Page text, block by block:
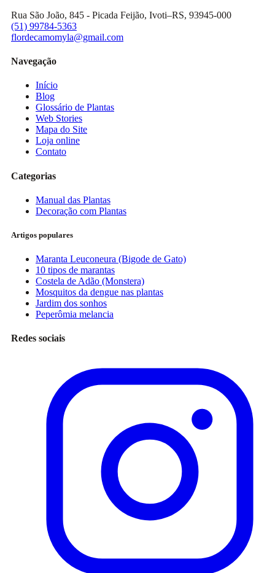
Rua São João, 845 - Picada Feijão, Ivoti–RS, 93945-000
(51) 99784-5363
flordecamomyla@gmail.com
Navegação
Início
Blog
Glossário de Plantas
Web Stories
Mapa do Site
Loja online
Contato
Categorias
Manual das Plantas
Decoração com Plantas
Artigos populares
Maranta Leuconeura (Bigode de Gato)
10 tipos de marantas
Costela de Adão (Monstera)
Mosquitos da dengue nas plantas
Jardim dos sonhos
Peperômia melancia
Redes sociais